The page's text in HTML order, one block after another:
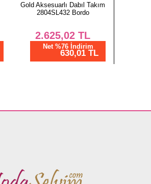
Gömlek Yaka Taşlı Tunik
2827SLK540 Kırmızı
850,00TL
Net %28 İndirim
612,01 TL